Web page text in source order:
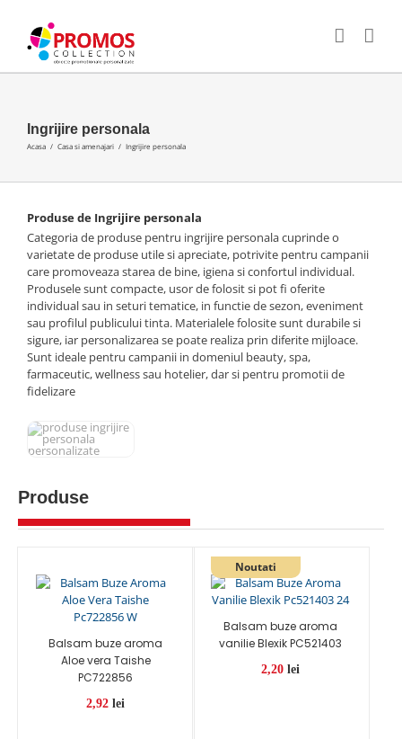
content
mail:
Ingrijire personala
Acasa / Casa si amenajari / Ingrijire personala
Produse de Ingrijire personala
Categoria de produse pentru ingrijire personala cuprinde o
varietate de produse utile si apreciate, potrivite pentru campanii
care promoveaza starea de bine, igiena si confortul individual.
Produsele sunt compacte, usor de folosit si pot fi oferite
individual sau in seturi tematice, in functie de sezon, eveniment
sau profilul publicului tinta. Materialele folosite sunt durabile si
sigure, iar personalizarea se poate realiza prin diferite mijloace.
Sunt ideale pentru campanii in domeniul beauty, spa,
farmaceutic, wellness sau hotelier, dar si pentru promotii de
fidelizare
Produse
Balsam buze aroma
Aloe vera Taishe
PC722856
2,92lei
Balsam buze aroma
vanilie Blexik PC521403
2,20lei